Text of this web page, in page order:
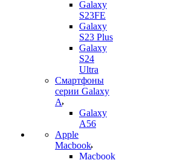
Galaxy
S23FE
Galaxy
S23 Plus
Galaxy
S24
Ultra
Смартфоны
серии Galaxy
A
Galaxy
A56
Apple
Macbook
Macbook